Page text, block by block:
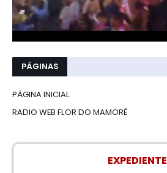
PÁGINAS
PÁGINA INICIAL
RADIO WEB FLOR DO MAMORÉ
EXPEDIENTE